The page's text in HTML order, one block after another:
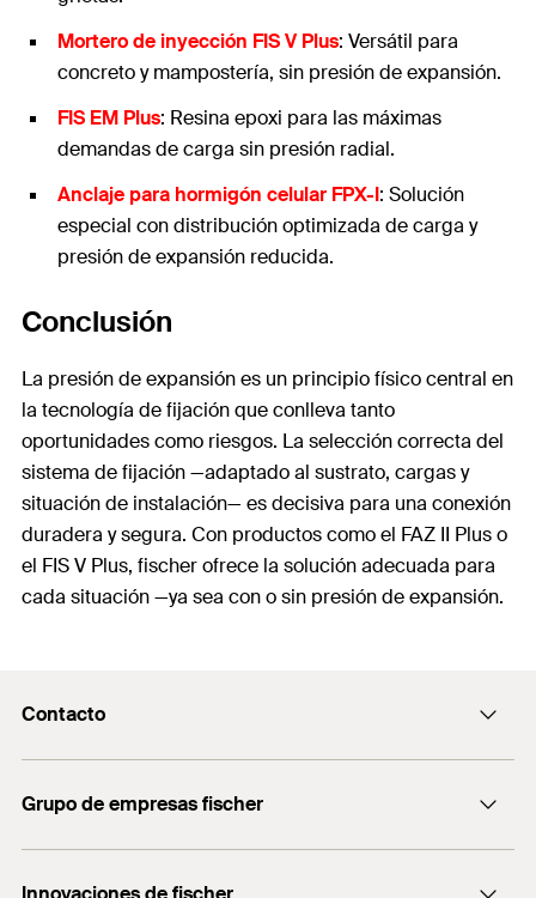
Mortero de inyección FIS V Plus: Versátil para
concreto y mampostería, sin presión de expansión.
FIS EM Plus: Resina epoxi para las máximas
demandas de carga sin presión radial.
Anclaje para hormigón celular FPX-I: Solución
especial con distribución optimizada de carga y
presión de expansión reducida.
Conclusión
La presión de expansión es un principio físico central en
la tecnología de fijación que conlleva tanto
oportunidades como riesgos. La selección correcta del
sistema de fijación —adaptado al sustrato, cargas y
situación de instalación— es decisiva para una conexión
duradera y segura. Con productos como el FAZ II Plus o
el FIS V Plus, fischer ofrece la solución adecuada para
cada situación —ya sea con o sin presión de expansión.
Contacto
Recepcion@fischer.com.ar
+54 (11) 4721-7700
Grupo de empresas fischer